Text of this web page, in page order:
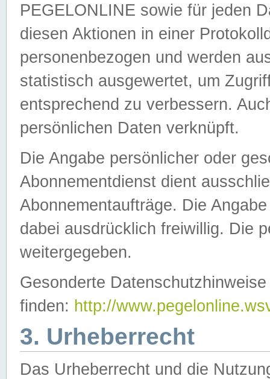
PEGELONLINE sowie für jeden
diesen Aktionen in einer
personenbezogen und werden
statistisch ausgewertet, um
entsprechend zu verbessern.
persönlichen Daten verknüpft.
Die Angabe persönlicher oder
Abonnementdienst dient
Abonnementaufträge. Die
dabei ausdrücklich freiwillig. Die
weitergegeben.
Gesonderte
finden: http://
3. Urheberrecht
Das Urheberrecht und die